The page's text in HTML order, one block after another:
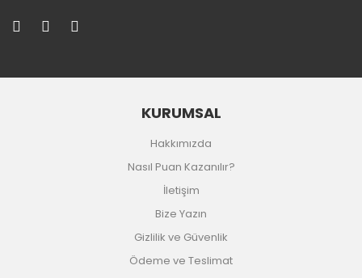
KURUMSAL
Hakkımızda
Nasıl Puan Kazanılır?
İletişim
Bize Yazın
Gizlilik ve Güvenlik
Ödeme ve Teslimat